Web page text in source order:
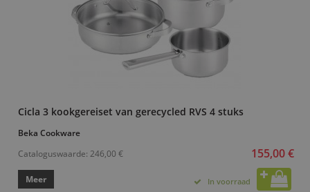
Cicla 3 kookgereiset van gerecycled RVS 4 stuks
Beka Cookware
Cataloguswaarde: 246,00 € 155,00 €
Meer In voorraad